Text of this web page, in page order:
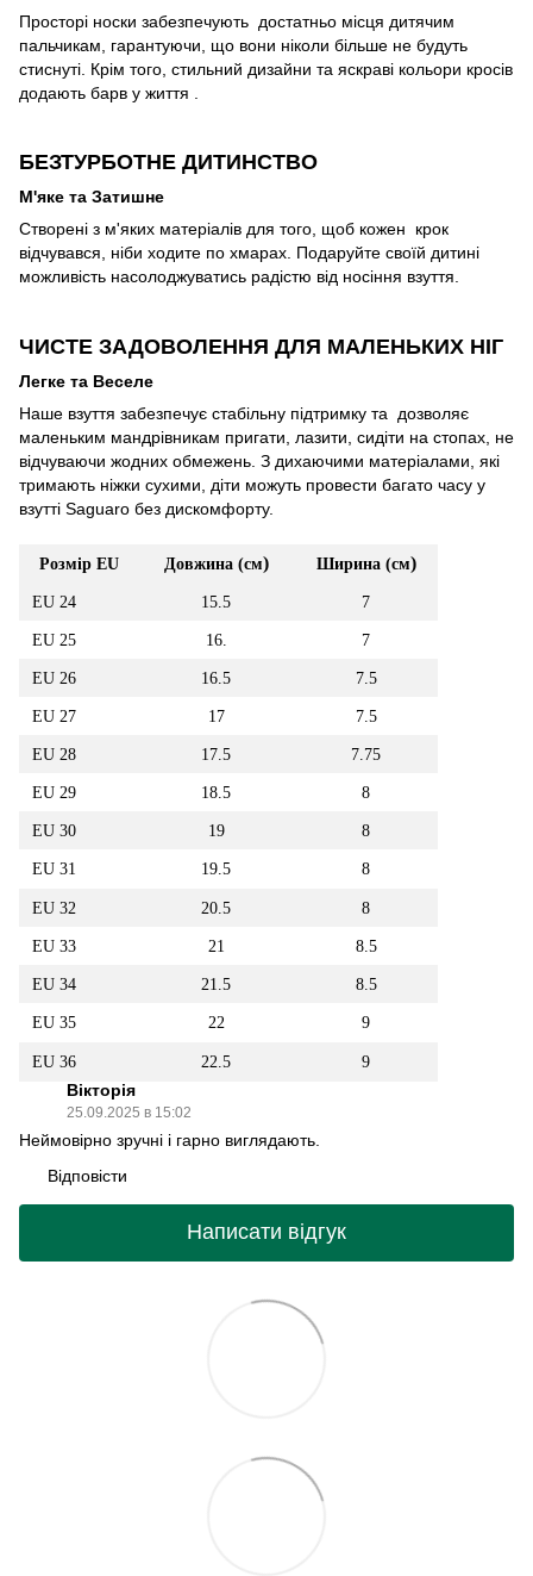
Просторі носки забезпечують достатньо місця дитячим
пальчикам, гарантуючи, що вони ніколи більше не будуть
стиснуті. Крім того, стильний дизайни та яскраві кольори кросів
додають барв у життя .
БЕЗТУРБОТНЕ ДИТИНСТВО
М'яке та Затишне
Створені з м'яких матеріалів для того, щоб кожен крок
відчувався, ніби ходите по хмарах. Подаруйте своїй дитині
можливість насолоджуватись радістю від носіння взуття.
ЧИСТЕ ЗАДОВОЛЕННЯ ДЛЯ МАЛЕНЬКИХ НІГ
Легке та Веселе
Наше взуття забезпечує стабільну підтримку та дозволяє
маленьким мандрівникам пригати, лазити, сидіти на стопах, не
відчуваючи жодних обмежень. З дихаючими матеріалами, які
тримають ніжки сухими, діти можуть провести багато часу у
взутті Saguaro без дискомфорту.
Розмір EU Довжина (см) Ширина (см)
EU 24 15 .5 7
EU 25 16. 7
EU 26 16.5 7.5
EU 27 17 7.5
EU 28 17.5 7.75
EU 29 18.5 8
EU 30 19 8
EU 31 19.5 8
EU 32 20.5 8
EU 33 21 8.5
EU 34 21.5 8.5
EU 35 22 9
EU 36 22.5 9
Вікторія
25.09.2025 в 15:02
Неймовірно зручні і гарно виглядають.
Відповісти
Написати відгук